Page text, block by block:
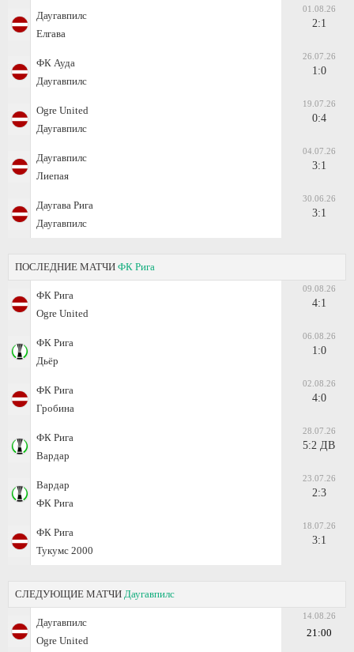
Даугавпилс
Елгава
01.08.26
2:1
ФК Ауда
Даугавпилс
26.07.26
1:0
Ogre United
Даугавпилс
19.07.26
0:4
Даугавпилс
Лиепая
04.07.26
3:1
Даугава Рига
Даугавпилс
30.06.26
3:1
ПОСЛЕДНИЕ МАТЧИ ФК Рига
ФК Рига
Ogre United
09.08.26
4:1
ФК Рига
Дьёр
06.08.26
1:0
ФК Рига
Гробина
02.08.26
4:0
ФК Рига
Вардар
28.07.26
5:2 ДВ
Вардар
ФК Рига
23.07.26
2:3
ФК Рига
Тукумс 2000
18.07.26
3:1
СЛЕДУЮЩИЕ МАТЧИ Даугавпилс
Даугавпилс
Ogre United
14.08.26
21:00